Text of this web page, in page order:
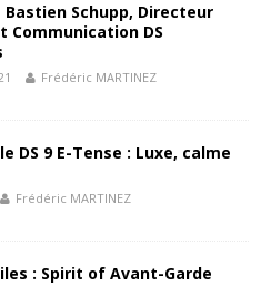
Schupp, Directeur
Communication DS
Frédéric MARTINEZ
DS 9 E-Tense : Luxe, calme
Frédéric MARTINEZ
: Spirit of Avant-Garde